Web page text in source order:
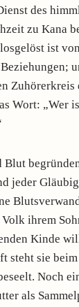
des
zu Kana
ist
Zuhörerkreis
Wort: „Wer
jeder
ihrem
Kinde
steht sie
Noch
als